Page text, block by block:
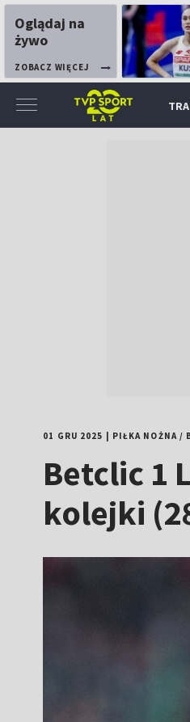
Oglądaj na
żywo
ZOBACZ WIĘCEJ
01 GRU 2025 PIŁKA NOŻNA/
Betclic 1
kolejki